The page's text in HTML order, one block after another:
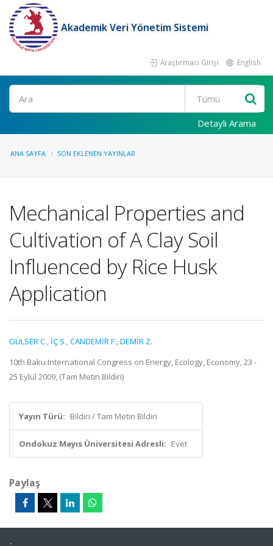
Akademik Veri Yönetim Sistemi
Araştırmacı Girişi English
Ara
Detaylı Arama
ANA SAYFA SON EKLENEN YAYINLAR
Mechanical Properties and
Cultivation of A Clay Soil
Influenced by Rice Husk
Application
GÜLSER C., İÇ S.,CANDEMİR F.,DEMİR Z.
10th Baku International Congress on Energy, Ecology, Economy, 23 -
25 Eylül 2009, (Tam Metin Bildiri)
Yayın Türü: Bildiri / Tam Metin Bildiri
Ondokuz Mayıs Üniversitesi Adresli: Evet
Paylaş